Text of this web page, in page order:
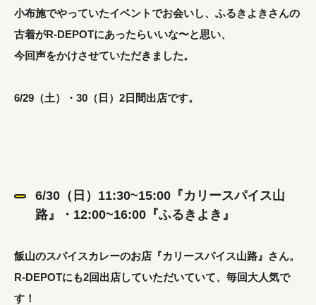
小布施でやっていたイベントでお会いし、ふるきよきさんの
古着がR-DEPOTにあったらいいな〜と思い、
今回声をかけさせていただきました。
6/29（土）・30（日）2日間出店です。
6/30（日）11:30~15:00『カリースパイス山
路』・12:00~16:00『ふるきよき』
飯山のスパイスカレーのお店『カリースパイス山路』さん。
R-DEPOTにも2回出店していただいていて、毎回大人気で
す！